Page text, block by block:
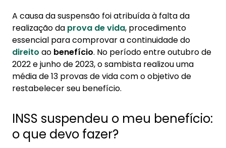
A causa da suspensão foi atribuída à falta da
realização da prova de vida, procedimento
essencial para comprovar a continuidade do
direito ao benefício. No período entre outubro de
2022 e junho de 2023, o sambista realizou uma
média de 13 provas de vida com o objetivo de
restabelecer seu benefício.
INSS suspendeu o meu benefício:
o que devo fazer?